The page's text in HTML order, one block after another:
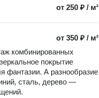
от250 ₽ / м²
от350 ₽ / м²
комбинированных
покрытие
фантазии. А разнообразие
сталь, дерево —